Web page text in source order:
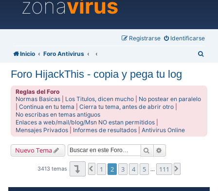
zonavirus
Identificarse
Registrarse
Inicio Foro Antivirus
Foro HijackThis - copia y pega tu log
Reglas del Foro
Normas Basicas
Los Titulos, dicen mucho
No postear en paralelo
|Continua en tu tema |Cierra tu tema, antes de abrir otro
No escribas en temas antiguos
Enlaces a web/mail/blog/Msn NO estan permitidos
Mensajes Privados
Informes de resultados |Antivirus Online
Nuevo Tema Buscar
3413 temas Página2de111
Anterior
1 2 3 4 5 … 111